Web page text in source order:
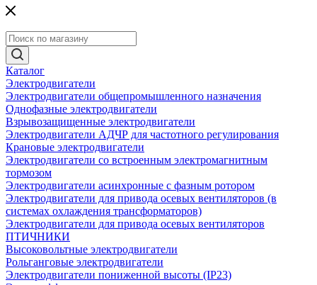
Каталог
Электродвигатели
Электродвигатели общепромышленного назначения
Однофазные электродвигатели
Взрывозащищенные электродвигатели
Электродвигатели АДЧР для частотного регулирования
Крановые электродвигатели
Электродвигатели со встроенным электромагнитным
тормозом
Электродвигатели асинхронные с фазным ротором
Электродвигатели для привода осевых вентиляторов (в
системах охлаждения трансформаторов)
Электродвигатели для привода осевых вентиляторов
ПТИЧНИКИ
Высоковольтные электродвигатели
Рольганговые электродвигатели
Электродвигатели пониженной высоты (IP23)